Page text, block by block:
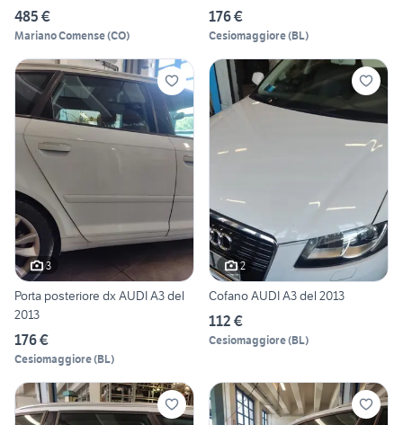
485 €
Mariano Comense(CO)
176 €
Cesiomaggiore(BL)
3
Porta posteriore dx AUDI A3 del
2013
176 €
Cesiomaggiore(BL)
2
Cofano AUDI A3 del 2013
112 €
Cesiomaggiore(BL)